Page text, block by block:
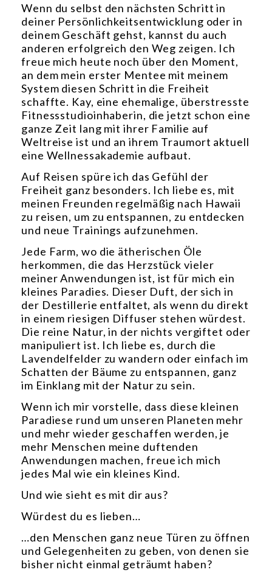
Wenn du selbst den nächsten Schritt in
deiner Persönlichkeitsentwicklung oder in
deinem Geschäft gehst, kannst du auch
anderen erfolgreich den Weg zeigen. Ich
freue mich heute noch über den Moment,
an dem mein erster Mentee mit meinem
System diesen Schritt in die Freiheit
schaffte. Kay, eine ehemalige, überstresste
Fitnessstudioinhaberin, die jetzt schon eine
ganze Zeit lang mit ihrer Familie auf
Weltreise ist und an ihrem Traumort aktuell
eine Wellnessakademie aufbaut.
Auf Reisen spüre ich das Gefühl der
Freiheit ganz besonders. Ich liebe es, mit
meinen Freunden regelmäßig nach Hawaii
zu reisen, um zu entspannen, zu entdecken
und neue Trainings aufzunehmen.
Jede Farm, wo die ätherischen Öle
herkommen, die das Herzstück vieler
meiner Anwendungen ist, ist für mich ein
kleines Paradies. Dieser Duft, der sich in
der Destillerie entfaltet, als wenn du direkt
in einem riesigen Diffuser stehen würdest.
Die reine Natur, in der nichts vergiftet oder
manipuliert ist. Ich liebe es, durch die
Lavendelfelder zu wandern oder einfach im
Schatten der Bäume zu entspannen, ganz
im Einklang mit der Natur zu sein.
Wenn ich mir vorstelle, dass diese kleinen
Paradiese rund um unseren Planeten mehr
und mehr wieder geschaffen werden, je
mehr Menschen meine duftenden
Anwendungen machen, freue ich mich
jedes Mal wie ein kleines Kind.
Und wie sieht es mit dir aus?
Würdest du es lieben…
…den Menschen ganz neue Türen zu öffnen
und Gelegenheiten zu geben, von denen sie
bisher nicht einmal geträumt haben?